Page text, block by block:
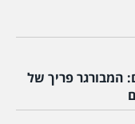
המבורגר פריך של